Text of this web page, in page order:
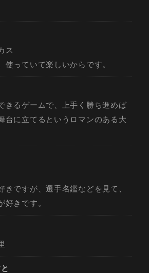
ス
使っていて楽しいからです。
きるゲームで、上手く勝ち進めば
台に立てるというロマンのある大
きですが、選手名鑑などを見て、
好きです。